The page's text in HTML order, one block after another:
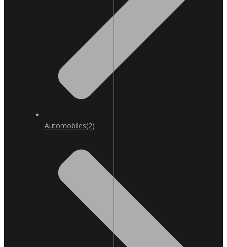
Automobiles(2)